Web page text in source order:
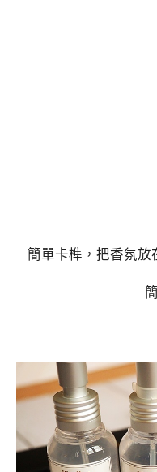
簡單卡榫，把香氛放